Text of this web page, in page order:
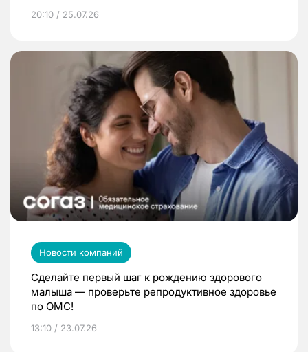
20:10 / 25.07.26
Новости компаний
Сделайте первый шаг к рождению здорового
малыша — проверьте репродуктивное здоровье
по ОМС!
13:10 / 23.07.26